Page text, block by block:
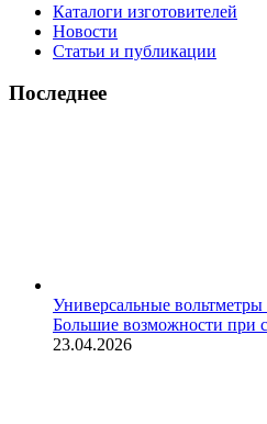
Каталоги изготовителей
Новости
Статьи и публикации
Последнее
Универсальные
Большие возможности при
23.04.2026